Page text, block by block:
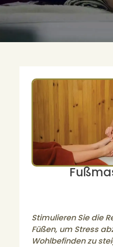
Stimulieren Sie die
Füßen, um Stress
Wohlbefinden zu